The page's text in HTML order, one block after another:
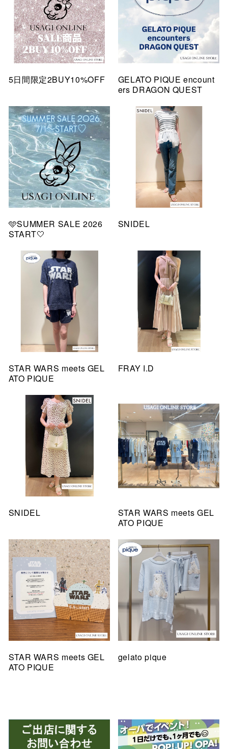
5日間限定2BUY10%OFF
GELATO PIQUE encount
ers DRAGON QUEST
🩵SUMMER SALE 2026
START🤍
SNIDEL
STAR WARS meets GEL
ATO PIQUE
FRAY I.D
SNIDEL
STAR WARS meets GEL
ATO PIQUE
STAR WARS meets GEL
ATO PIQUE
gelato pique